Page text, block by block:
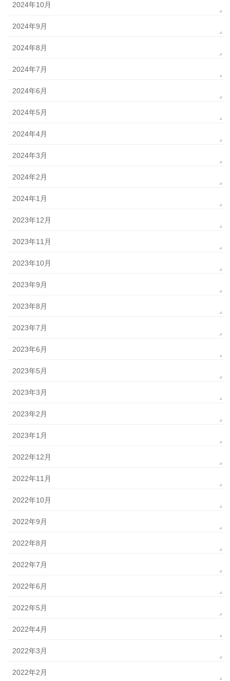
2024年10月
2024年9月
2024年8月
2024年7月
2024年6月
2024年5月
2024年4月
2024年3月
2024年2月
2024年1月
2023年12月
2023年11月
2023年10月
2023年9月
2023年8月
2023年7月
2023年6月
2023年5月
2023年3月
2023年2月
2023年1月
2022年12月
2022年11月
2022年10月
2022年9月
2022年8月
2022年7月
2022年6月
2022年5月
2022年4月
2022年3月
2022年2月